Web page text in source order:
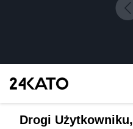
Drogi Użytkowniku,